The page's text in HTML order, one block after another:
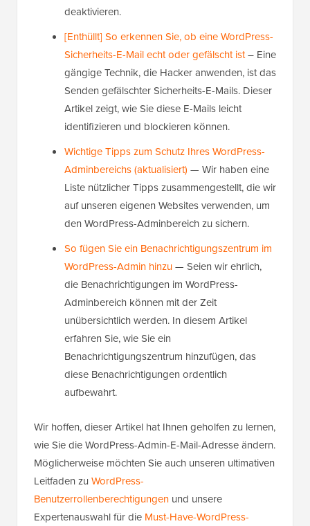
deaktivieren.
[Enthüllt] So erkennen Sie, ob eine WordPress-
Sicherheits-E-Mail echt oder gefälscht ist– Eine
gängige Technik, die Hacker anwenden, ist das
Senden gefälschter Sicherheits-E-Mails. Dieser
Artikel zeigt, wie Sie diese E-Mails leicht
identifizieren und blockieren können.
Wichtige Tipps zum Schutz Ihres WordPress-
Adminbereichs (aktualisiert) — Wir haben eine
Liste nützlicher Tipps zusammengestellt, die wir
auf unseren eigenen Websites verwenden, um
den WordPress-Adminbereich zu sichern.
So fügen Sie ein Benachrichtigungszentrum im
WordPress-Admin hinzu— Seien wir ehrlich,
die Benachrichtigungen im WordPress-
Adminbereich können mit der Zeit
unübersichtlich werden. In diesem Artikel
erfahren Sie, wie Sie ein
Benachrichtigungszentrum hinzufügen, das
diese Benachrichtigungen ordentlich
aufbewahrt.
Wir hoffen, dieser Artikel hat Ihnen geholfen zu lernen,
wie Sie die WordPress-Admin-E-Mail-Adresse ändern.
Möglicherweise möchten Sie auch unseren ultimativen
Leitfaden zu WordPress-
Benutzerrollenberechtigungen und unsere
Expertenauswahl für die Must-Have-WordPress-